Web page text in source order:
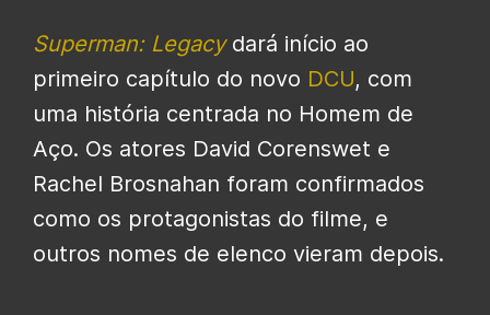
Superman: Legacydará início ao
primeiro capítulo do novo DCU, com
uma história centrada no Homem de
Aço. Os atores David Corenswet e
Rachel Brosnahan foram confirmados
como os protagonistas do filme, e
outros nomes de elenco vieram depois.